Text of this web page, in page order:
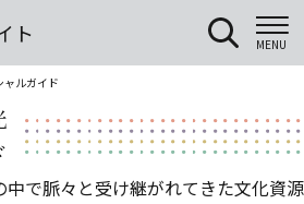
ト MENU
ャルガイド
で脈々と受け継がれてきた文化資源